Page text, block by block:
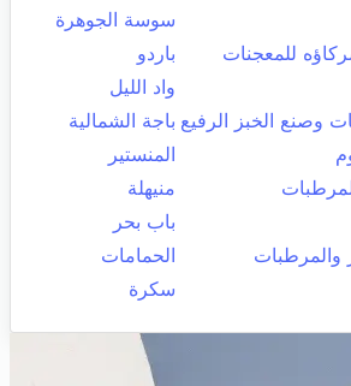
سوسة الجوهرة
للمعجنات
باردو
واد الليل
وصنع الخبز الرفيع باجة الشمالية
المنستير
منيهلة
باب بحر
والمرطبات
الحمامات
سكرة